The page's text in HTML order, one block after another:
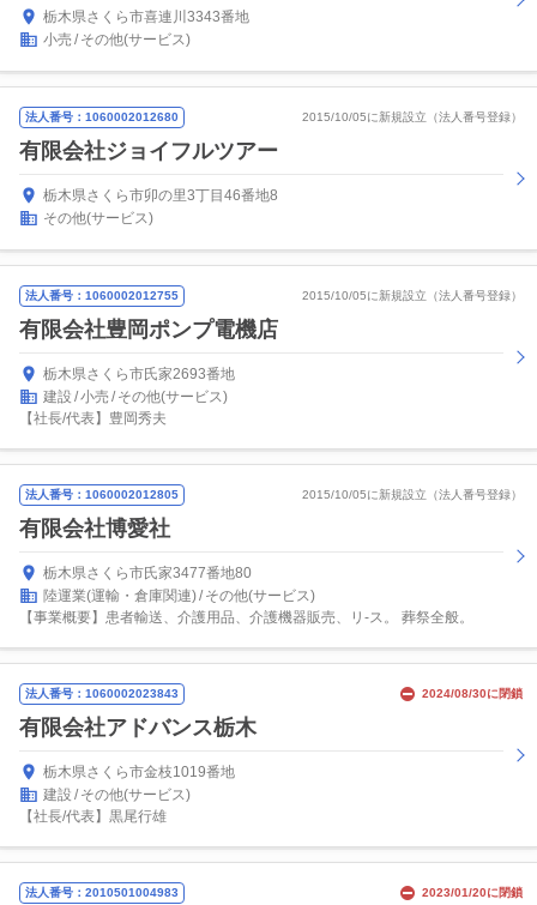
栃木県さくら市喜連川3343番地
小売
その他(サービス)
法人番号：1060002012680 2015/10/05に新規設立（法人番号登録）
有限会社ジョイフルツアー
栃木県さくら市卯の里3丁目46番地8
その他(サービス)
法人番号：1060002012755 2015/10/05に新規設立（法人番号登録）
有限会社豊岡ポンプ電機店
栃木県さくら市氏家2693番地
建設 小売
その他(サービス)
【社長/代表】豊岡秀夫
法人番号：1060002012805 2015/10/05に新規設立（法人番号登録）
有限会社博愛社
栃木県さくら市氏家3477番地80
陸運業(運輸・倉庫関連) その他(サービス)
【事業概要】患者輸送、介護用品、介護機器販売、リ-ス。 葬祭全般。
法人番号：1060002023843 2024/08/30に閉鎖
有限会社アドバンス栃木
栃木県さくら市金枝1019番地
建設
その他(サービス)
【社長/代表】黒尾行雄
法人番号：2010501004983 2023/01/20に閉鎖